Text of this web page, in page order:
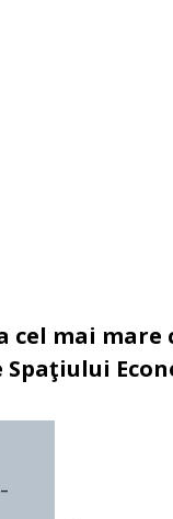
cel mai